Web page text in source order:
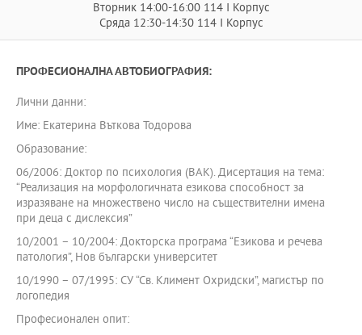
Вторник 14:00-16:00 114 I Корпус
Сряда 12:30-14:30 114 I Корпус
ПРОФЕСИОНАЛНА АВТОБИОГРАФИЯ:
Лични данни:
Име: Екатерина Въткова Тодорова
Образование:
06/2006: Доктор по психология (ВАК). Дисертация на тема:
“Реализация на морфологичната езикова способност за
изразяване на множествено число на съществителни имена
при деца с дислексия”
10/2001 – 10/2004: Докторска програма “Езикова и речева
патология”, Нов български университет
10/1990 – 07/1995: СУ “Св. Климент Охридски”, магистър по
логопедия
Професионален опит: